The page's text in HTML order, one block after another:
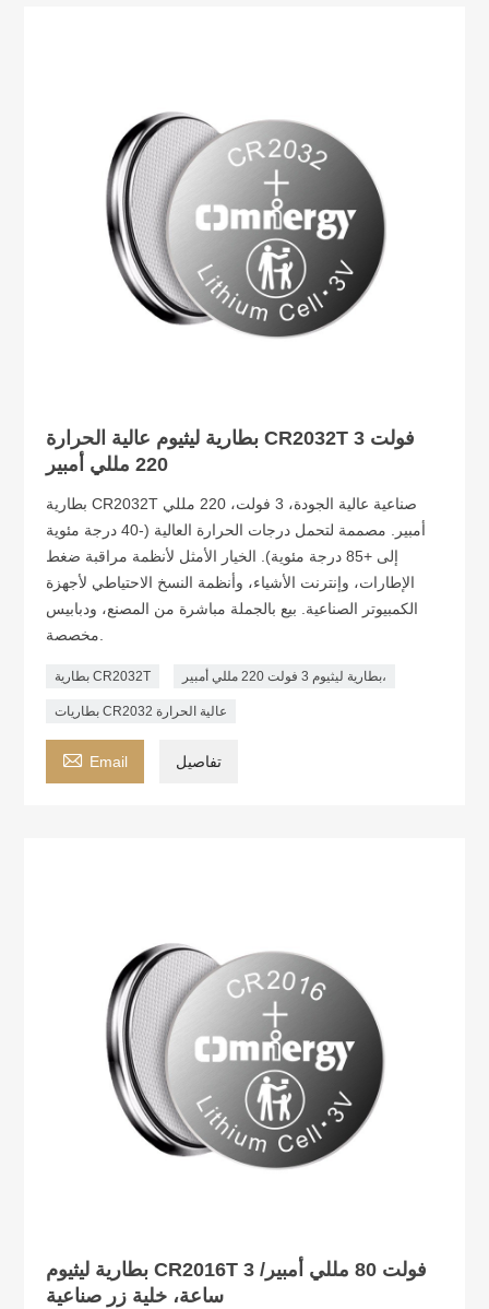
بطارية ليثيوم عالية الحرارة CR2032T 3 فولت
220 مللي أمبير
بطارية CR2032T صناعية عالية الجودة، 3 فولت، 220 مللي
أمبير. مصممة لتحمل درجات الحرارة العالية (-40 درجة مئوية
إلى +85 درجة مئوية). الخيار الأمثل لأنظمة مراقبة ضغط
الإطارات، وإنترنت الأشياء، وأنظمة النسخ الاحتياطي لأجهزة
الكمبيوتر الصناعية. بيع بالجملة مباشرة من المصنع، ودبابيس
بطارية CR2032T بطارية ليثيوم 3 فولت 220 مللي أمبير،
بطاريات CR2032 عالية الحرارة
 Email تفاصيل
بطارية ليثيوم CR2016T 3 فولت 80 مللي أمبير/
ساعة، خلية زر صناعية